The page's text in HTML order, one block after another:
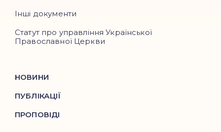
Інші документи
Статут про управління Української
Православної Церкви
НОВИНИ
ПУБЛІКАЦІЇ
ПРОПОВІДІ